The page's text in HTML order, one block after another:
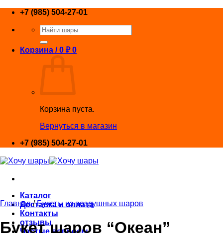
Skip
content
+7 (985) 504-27-01
Искать:
Корзина /0 ₽ 0
Корзина пуста.
Вернуться в магазин
+7 (985) 504-27-01
Каталог
Доставка и оплата
Контакты
отзывы
Частые вопросы
Главная / Букеты из воздушных шаров
Букет шаров “Океан”